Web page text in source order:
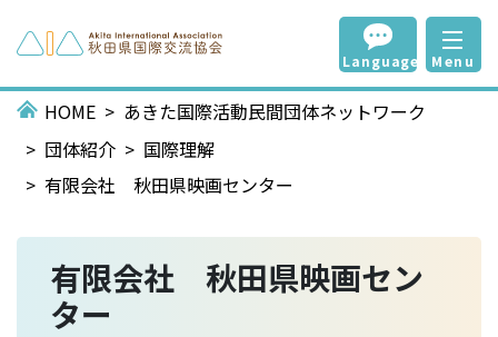
Language Menu
HOME
あきた国際活動民間団体ネットワーク
団体紹介
国際理解
有限会社 秋田県映画センター
有限会社 秋田県映画セン
ター